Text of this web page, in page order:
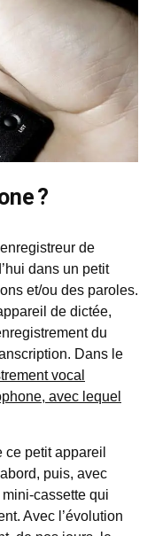
?
de
dans un petit
et/ou des paroles.
de dictée,
du
Dans le
vocal
avec lequel
petit appareil
puis, avec
cassette qui
Avec l’évolution